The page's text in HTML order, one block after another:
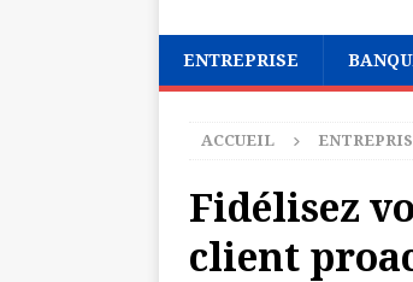
ENTREPRISE
ACCUEIL
Fidélisez
client